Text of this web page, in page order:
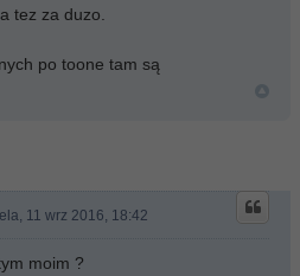
tez za duzo.
po toone tam są
11 wrz 2016, 18:42
moim ?